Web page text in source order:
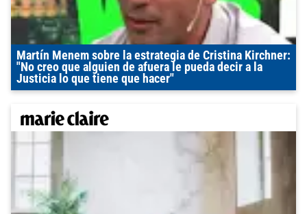
Martín Menem sobre la estrategia de Cristina Kirchner:
"No creo que alguien de afuera le pueda decir a la
Justicia lo que tiene que hacer"